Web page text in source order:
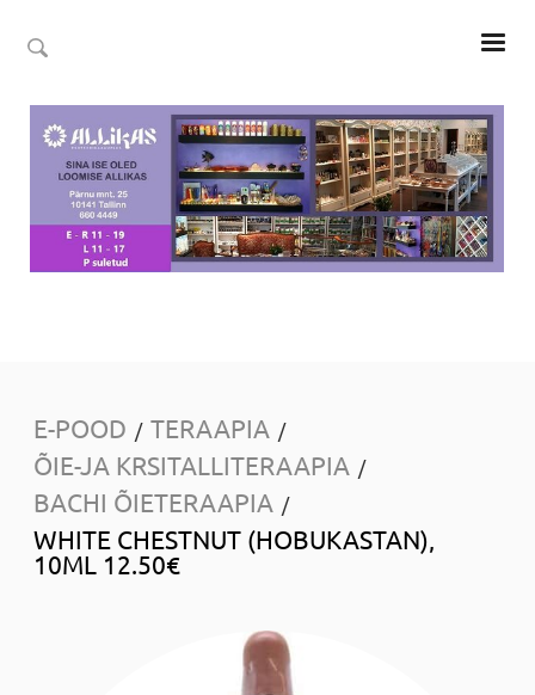
E-POOD / TERAAPIA /
ÕIE-JA KRSITALLITERAAPIA /
BACHI ÕIETERAAPIA /
WHITE CHESTNUT (HOBUKASTAN),
10ML 12.50€